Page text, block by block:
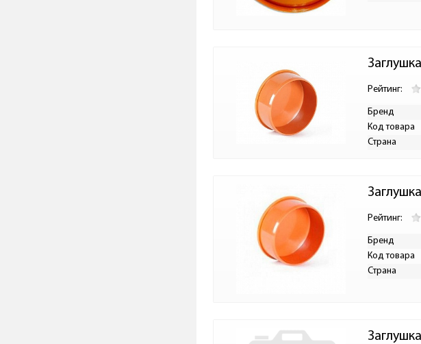
Рейтинг:
Бренд
Код товара
Страна
Рейтинг:
Бренд
Код товара
Страна